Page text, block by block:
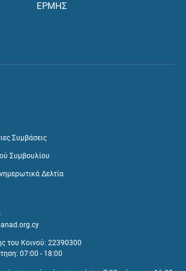
ΕΡΜΗΣ
Συμβάσεις
Συμβουλίου
Δελτία
του Κοινού: 22390300
07:00 - 18:00